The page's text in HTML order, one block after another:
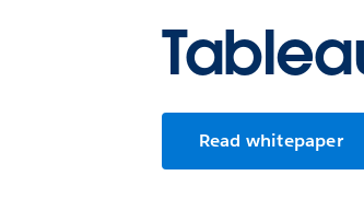
Read whitepaper